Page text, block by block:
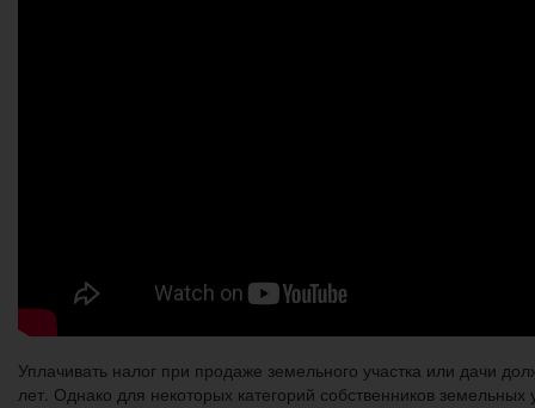
Уплачивать налог при продаже земельного участка или дачи
лет. Однако для некоторых категорий собственников